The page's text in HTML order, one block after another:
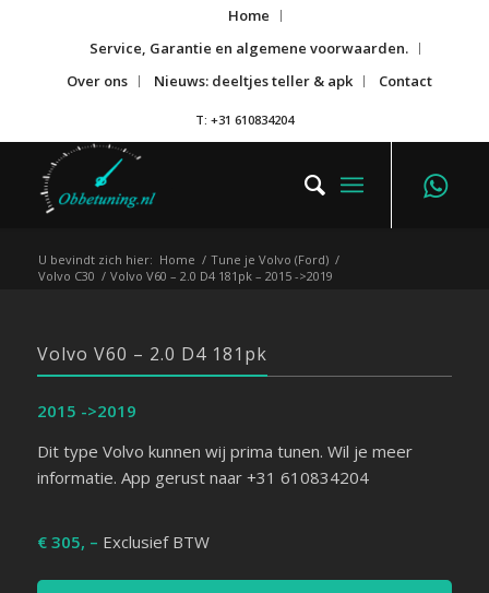
Home
Service, Garantie en algemene voorwaarden.
Over ons
Nieuws: deeltjes teller & apk Contact
T: +31 610834204
U bevindt zich hier: Home / Tune je Volvo (Ford) /
Volvo C30 / Volvo V60 – 2.0 D4 181pk – 2015 ->2019
Volvo V60 – 2.0 D4 181pk
2015 ->2019
Dit type Volvo kunnen wij prima tunen. Wil je meer
informatie. App gerust naar +31 610834204
€ 305, – Exclusief BTW